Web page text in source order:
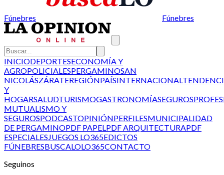
Fúnebres Fúnebres
INICIODEPORTESECONOMÍA Y
AGROPOLICIALESPERGAMINOSAN
NICOLÁSZÁRATEREGIÓNPAÍSINTERNACIONAL
Y
HOGARSALUDTURISMOGASTRONOMÍASEGUROS
MUTUALISMO Y
SEGUROSPODCASTOPINIÓNPERFILESMUNICIPALIDAD
DE PERGAMINOPDF PAPELPDF ARQUITECTURAPDF
ESPECIALESJUEGOS LO365EDICTOS
FÚNEBRESBUSCALOLO365CONTACTO
Seguinos